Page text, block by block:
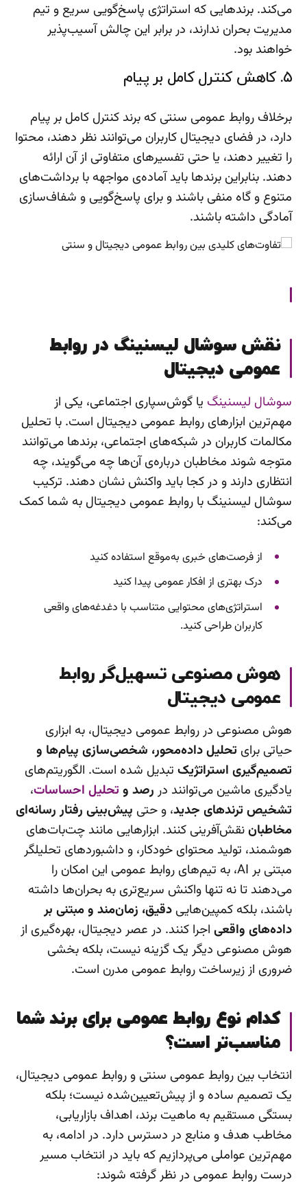
می‌کند. برندهایی که استراتژی پاسخ‌گویی سریع و تیم
مدیریت بحران ندارند، در برابر این چالش آسیب‌پذیر
خواهند بود.
۵. کاهش کنترل کامل بر پیام
برخلاف روابط عمومی سنتی که برند کنترل کامل بر پیام
دارد، در فضای دیجیتال کاربران می‌توانند نظر دهند، محتوا
را تغییر دهند، یا حتی تفسیرهای متفاوتی از آن ارائه
دهند. بنابراین برندها باید آماده‌ی مواجهه با برداشت‌های
متنوع و گاه منفی باشند و برای پاسخ‌گویی و شفاف‌سازی
آمادگی داشته باشند.
نقش سوشال لیسنینگ در روابط
عمومی دیجیتال
سوشال لیسنینگ یا گوش‌سپاری اجتماعی، یکی از
مهم‌ترین ابزارهای روابط عمومی دیجیتال است. با تحلیل
مکالمات کاربران در شبکه‌های اجتماعی، برندها می‌توانند
متوجه شوند مخاطبان درباره‌ی آن‌ها چه می‌گویند، چه
انتظاری دارند و در کجا باید واکنش نشان دهند. ترکیب
سوشال لیسنینگ با روابط عمومی دیجیتال به شما کمک
می‌کند:
از فرصت‌های خبری به‌موقع استفاده کنید
درک بهتری از افکار عمومی پیدا کنید
استراتژی‌های محتوایی متناسب با دغدغه‌های واقعی
کاربران طراحی کنید.
هوش مصنوعی تسهیل‌گر روابط
عمومی دیجیتال
هوش مصنوعی در روابط عمومی دیجیتال، به ابزاری
حیاتی برای تحلیل داده‌محور، شخصی‌سازی پیام‌ها و
تصمیم‌گیری استراتژیکتبدیل شده است. الگوریتم‌های
یادگیری ماشین می‌توانند در رصد و تحلیل احساسات،
تشخیص ترندهای جدید، و حتی پیش‌بینی رفتار رسانه‌ای
مخاطباننقش‌آفرینی کنند. ابزارهایی مانند چت‌بات‌های
هوشمند، تولید محتوای خودکار، و داشبوردهای تحلیلگر
مبتنی بر AI، به تیم‌های روابط عمومی این امکان را
می‌دهند تا نه تنها واکنش سریع‌تری به بحران‌ها داشته
باشند، بلکه کمپین‌هایی دقیق، زمان‌مند و مبتنی بر
داده‌های واقعیاجرا کنند. در عصر دیجیتال، بهره‌گیری از
هوش مصنوعی دیگر یک گزینه نیست، بلکه بخشی
ضروری از زیرساخت روابط عمومی مدرن است.
کدام نوع روابط عمومی برای برند شما
مناسب‌تر است؟
انتخاب بین روابط عمومی سنتی و روابط عمومی دیجیتال،
یک تصمیم ساده و از پیش‌تعیین‌شده نیست؛ بلکه
بستگی مستقیم به ماهیت برند، اهداف بازاریابی،
مخاطب هدف و منابع در دسترس دارد. در ادامه، به
مهم‌ترین عواملی می‌پردازیم که باید در انتخاب مسیر
درست روابط عمومی در نظر گرفته شوند: